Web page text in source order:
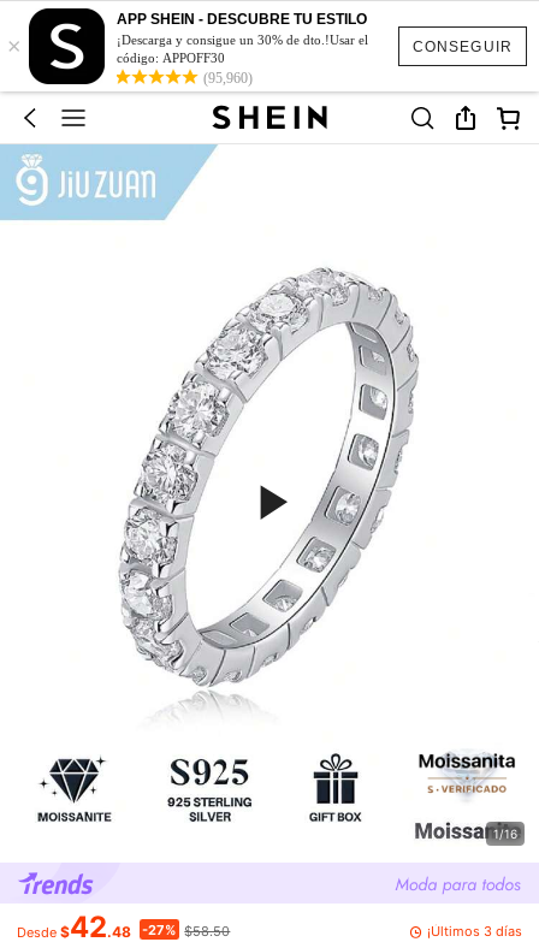
CONSEGUIR
×
APP SHEIN - DESCUBRE TU ESTILO
¡Descarga y consigue un 30% de dto.!Usar el
código: APPOFF30
(95,960)
1/16
Desde $42.48 -27% $58.50 ¡Últimos 3 días